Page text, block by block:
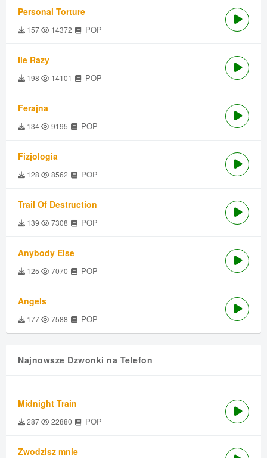
Personal Torture
157 14372 POP
Ile Razy
198 14101 POP
Ferajna
134 9195 POP
Fizjologia
128 8562 POP
Trail Of Destruction
139 7308 POP
Anybody Else
125 7070 POP
Angels
177 7588 POP
Najnowsze Dzwonki na Telefon
Midnight Train
287 22880 POP
Zwodzisz mnie